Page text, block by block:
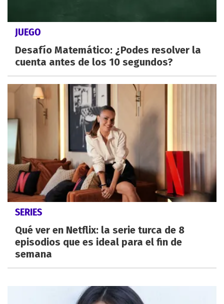
JUEGO
Desafío Matemático: ¿Podes resolver la
cuenta antes de los 10 segundos?
SERIES
Qué ver en Netflix: la serie turca de 8
episodios que es ideal para el fin de
semana